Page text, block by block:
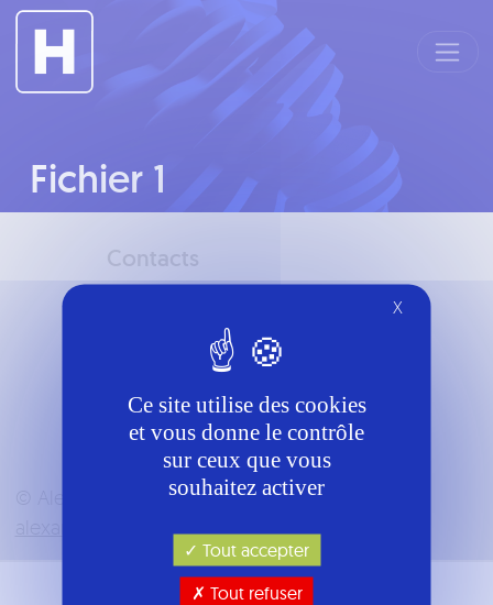
Fichier 1
Contacts
rf.duangreverdnaxela@tcatnoc
© Alexandre Vergnaud |Designed with
Panneau de gestion des cookies
X
Ce site utilise des cookies
et vous donne le contrôle
sur ceux que vous
souhaitez activer
Tout accepter
Tout refuser